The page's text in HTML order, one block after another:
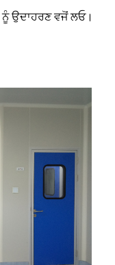
ਨੂੰ ਉਦਾਹਰਣ ਵਜੋਂ ਲਓ।